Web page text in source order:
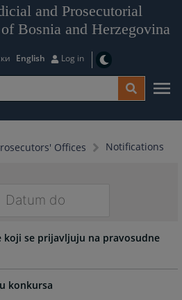
and Prosecutorial
Bosnia and Herzegovina
English Log in
Offices Notifications
koji se prijavljuju na pravosudne
konkursa